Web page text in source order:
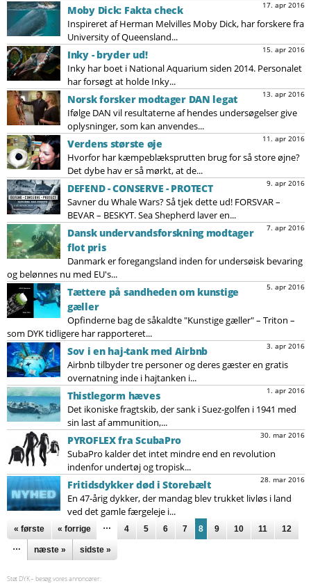
17. apr 2016
Moby Dick: Fakta check
Inspireret af Herman Melvilles Moby Dick, har forskere fra
University of Queensland...
15. apr 2016
Inky - bryder ud!
Inky har boet i National Aquarium siden 2014. Personalet
har forsøgt at holde Inky...
13. apr 2016
Norsk forsker modtager DAN legat
Ifølge DAN vil resultaterne af hendes undersøgelser give
oplysninger, som kan anvendes...
11. apr 2016
Verdens største øje
Hvorfor har kæmpeblæksprutten brug for så store øjne?
Det dybe hav er så mørkt, at de...
9. apr 2016
DEFEND - CONSERVE - PROTECT
Savner du Whale Wars? Så tjek dette ud! FORSVAR –
BEVAR – BESKYT. Sea Shepherd laver en...
7. apr 2016
Dansk undervandsforskning modtager
flot pris
Danmark er foregangsland inden for undersøisk bevaring
og belønnes nu med EU's...
5. apr 2016
Tættere på sandheden om kunstige
gæller
Opfinderne bag de såkaldte "Kunstige gæller" – Triton –
som DYK tidligere har rapporteret...
3. apr 2016
Sov i en haj-tank med Airbnb
Airbnb tilbyder tre personer og deres gæster en gratis
overnatning inde i hajtanken i...
1. apr 2016
Thistlegorm hæves
Det ikoniske fragtskib, der sank i Suez-golfen i 1941 med
sin last af ammunition,...
30. mar 2016
PYROFLEX fra ScubaPro
SubaPro kalder det intet mindre end en revolution
indenfor undertøj og tropisk...
28. mar 2016
Fritidsdykker død i Storebælt
En 47-årig dykker, der mandag blev trukket livløs i land
ved det gamle færgeleje i...
Sider
« første « forrige … 4 5 6 7 8 9 10 11
12
…
næste » sidste »
Støt DYK – besøg vores annoncører: